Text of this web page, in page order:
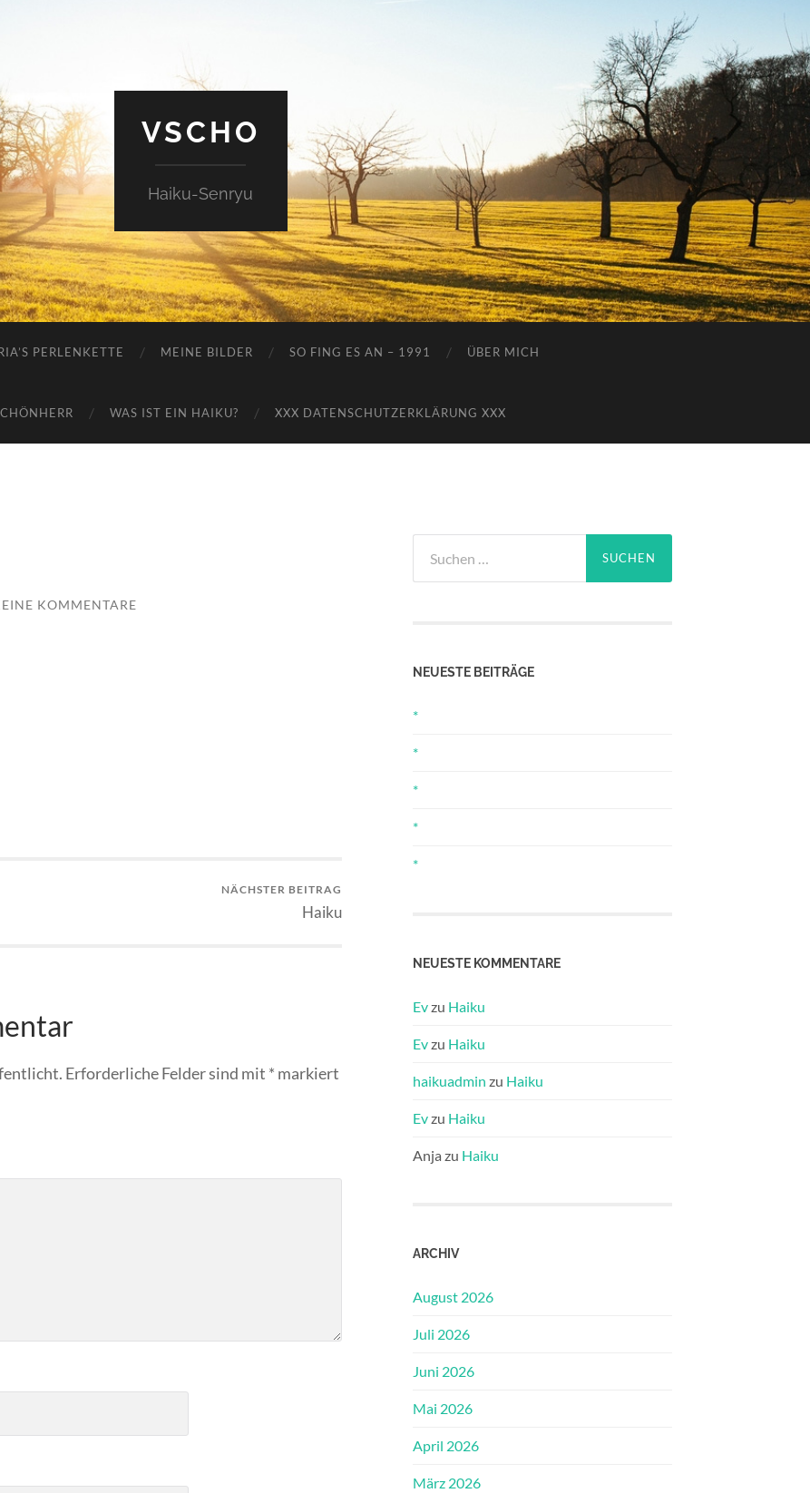
VSCHO
Haiku-Senryu
PERLENKETTE MEINE BILDER SO FING ES AN – 1991 ÜBER MICH
WAS IST EIN HAIKU? XXX DATENSCHUTZERKLÄRUNG XXX
KOMMENTARE
NÄCHSTER BEITRAG
Haiku
Erforderliche Felder sind mit * markiert
nach:
NEUESTE BEITRÄGE
*
*
*
*
*
NEUESTE KOMMENTARE
Evzu Haiku
Evzu Haiku
haikuadmin zu Haiku
Evzu Haiku
Anja zu Haiku
ARCHIV
August 2026
Juli 2026
Juni 2026
Mai 2026
April 2026
März 2026